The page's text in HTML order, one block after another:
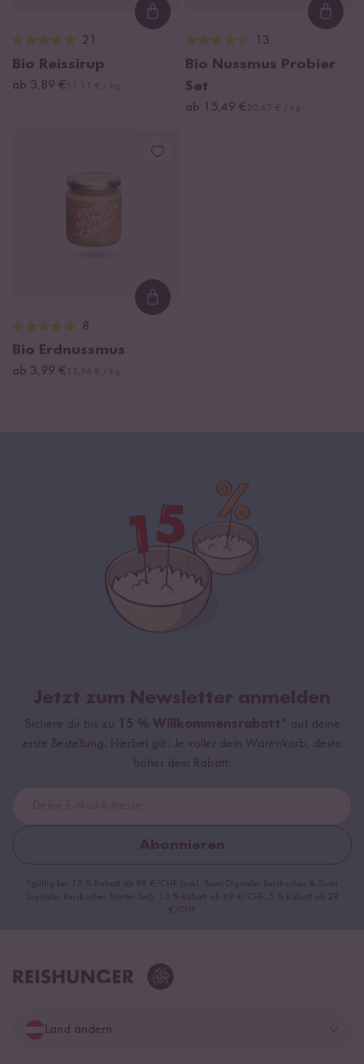
Loading...
21
Bio Reissirup
ab 3,89 €
13
Bio Nussmus Probier
Set
ab 15,49 €
Loading...
8
Bio Erdnussmus
ab 3,99 €
Jetzt zum Newsletter anmelden
Sichere dir bis zu 15 % Willkommensrabatt* auf deine
erste Bestellung. Hierbei gilt: Je voller dein Warenkorb, desto
höher dein Rabatt.
Abonnieren
*gültig bei 15 % Rabatt ab 99 €/CHF (exkl. Sumi Digitaler Reiskocher & Sumi
Digitaler Reiskocher Starter Set), 10 % Rabatt ab 69 €/CHF, 5 % Rabatt ab 29
€/CHF
Land ändern